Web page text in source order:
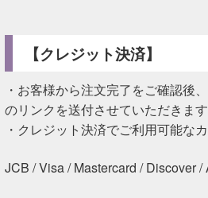
【クレジット決済】
・お客様から注文完了をご確認後
のリンクを送付させていただきます
・クレジット決済でご利用可能な
JCB / Visa / Mastercard / Discover